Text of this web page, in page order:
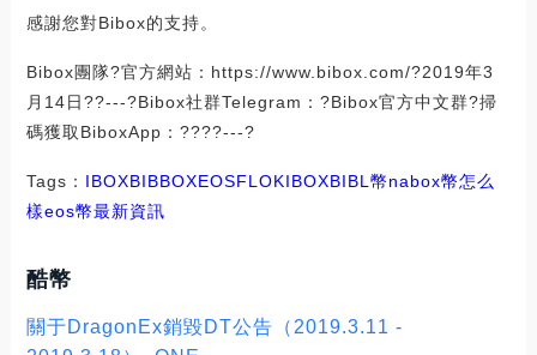
感謝您對Bibox的支持。
Bibox團隊?官方網站：https://www.bibox.com/?2019年3
月14日??---?Bibox社群Telegram：?Bibox官方中文群?掃
碼獲取BiboxApp：????---?
Tags： IBOXBIBBOXEOSFLOKIBOXBIBL幣nabox幣怎么
樣eos幣最新資訊
酷幣
關于DragonEx銷毀DT公告（2019.3.11 -